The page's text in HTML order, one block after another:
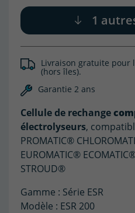
1
Livraison gratuite pour
(hors îles).
Garantie 2 ans
Cellule de rechange
électrolyseurs,
PROMATIC®
EUROMATIC®
STROUD®
Gamme : Série ESR
Modèle : ESR 200